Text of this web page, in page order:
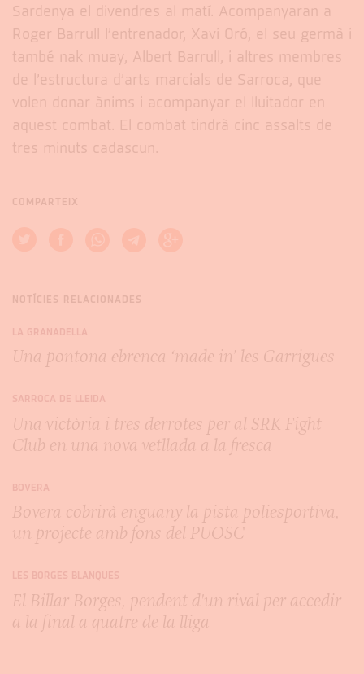
Sardenya el divendres al matí. Acompanyaran a
Roger Barrull l’entrenador, Xavi Oró, el seu germà i
també nak muay, Albert Barrull, i altres membres
de l’estructura d’arts marcials de Sarroca, que
volen donar ànims i acompanyar el lluitador en
aquest combat. El combat tindrà cinc assalts de
tres minuts cadascun.
COMPARTEIX
NOTÍCIES RELACIONADES
LA GRANADELLA
Una pontona ebrenca ‘made in’ les Garrigues
SARROCA DE LLEIDA
Una victòria i tres derrotes per al SRK Fight
Club en una nova vetllada a la fresca
BOVERA
Bovera cobrirà enguany la pista poliesportiva,
un projecte amb fons del PUOSC
LES BORGES BLANQUES
El Billar Borges, pendent d'un rival per accedir
a la final a quatre de la lliga